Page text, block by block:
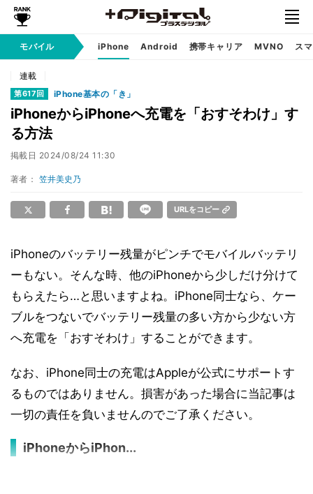
モバイル iPhone Android 携帯キャリア MVNO ス
連載
第617回 iPhone基本の「き」
iPhoneからiPhoneへ充電を「おすそわけ」す
る方法
掲載日 2024/08/24 11:30
著者： 笠井美史乃
URLをコピー
iPhoneのバッテリー残量がピンチでモバイルバッテリ
ーもない。そんな時、他のiPhoneから少しだけ分けて
もらえたら…と思いますよね。iPhone同士なら、ケー
ブルをつないでバッテリー残量の多い方から少ない方
へ充電を「おすそわけ」することができます。
なお、iPhone同士の充電はAppleが公式にサポートす
るものではありません。損害があった場合に当記事は
一切の責任を負いませんのでご了承ください。
iPhoneからiPhon...